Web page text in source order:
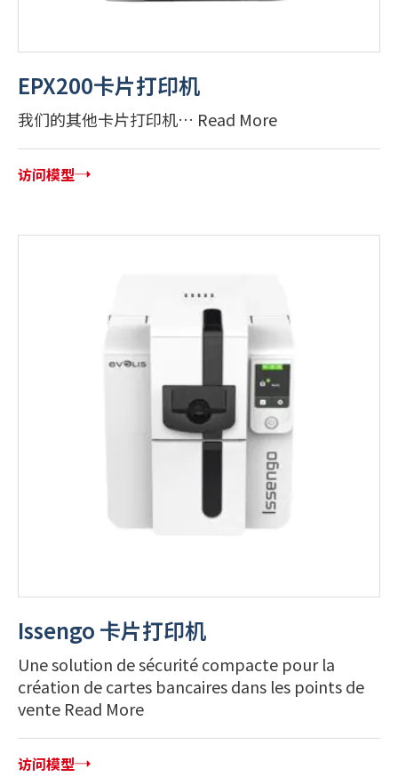
EPX200卡片打印机
我们的其他卡片打印机… Read More
访问模型
Issengo 卡片打印机
Une solution de sécurité compacte pour la
création de cartes bancaires dans les points de
vente Read More
访问模型